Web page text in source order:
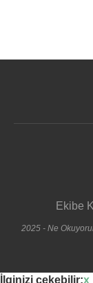
Ekibe
2025 - Ne
İlginizi çekebilir:x